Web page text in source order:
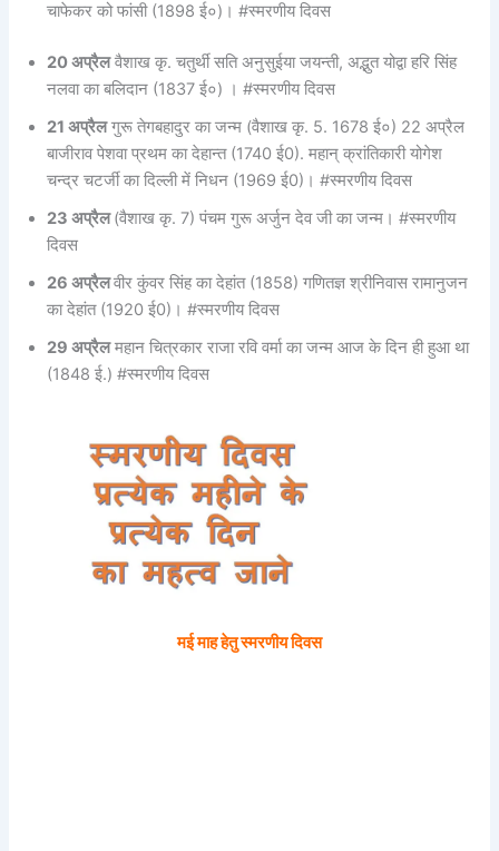
चाफेकर को फांसी (1898 ई०)। #स्मरणीय दिवस
20 अप्रैलवैशाख कृ. चतुर्थी सति अनुसुईया जयन्ती, अद्भुत योद्वा हरि सिंह
नलवा का बलिदान (1837 ई०) । #स्मरणीय दिवस
21 अप्रैलगुरू तेगबहादुर का जन्म (वैशाख कृ. 5. 1678 ई०) 22 अप्रैल
बाजीराव पेशवा प्रथम का देहान्त (1740 ई0). महान् क्रांतिकारी योगेश
चन्द्र चटर्जी का दिल्ली में निधन (1969 ई0)। #स्मरणीय दिवस
23 अप्रैल(वैशाख कृ. 7) पंचम गुरू अर्जुन देव जी का जन्म। #स्मरणीय
दिवस
26 अप्रैलवीर कुंवर सिंह का देहांत (1858) गणितज्ञ श्रीनिवास रामानुजन
का देहांत (1920 ई0)। #स्मरणीय दिवस
29 अप्रैलमहान चित्रकार राजा रवि वर्मा का जन्म आज के दिन ही हुआ था
(1848 ई.) #स्मरणीय दिवस
मई माह हेतु स्मरणीय दिवस